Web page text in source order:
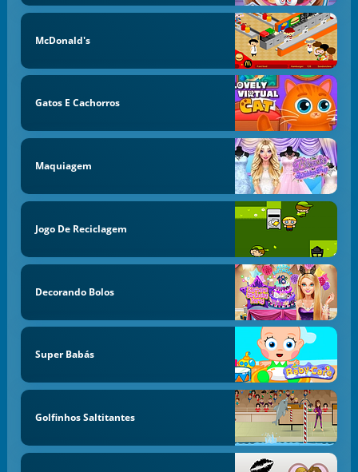
McDonald's
Gatos E Cachorros
Maquiagem
Jogo De Reciclagem
Decorando Bolos
Super Babás
Golfinhos Saltitantes